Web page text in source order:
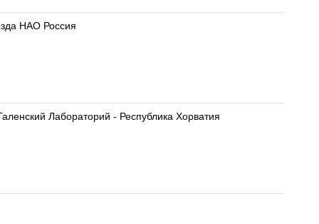
НАО Россия
Лабораторий - Республика Хорватия